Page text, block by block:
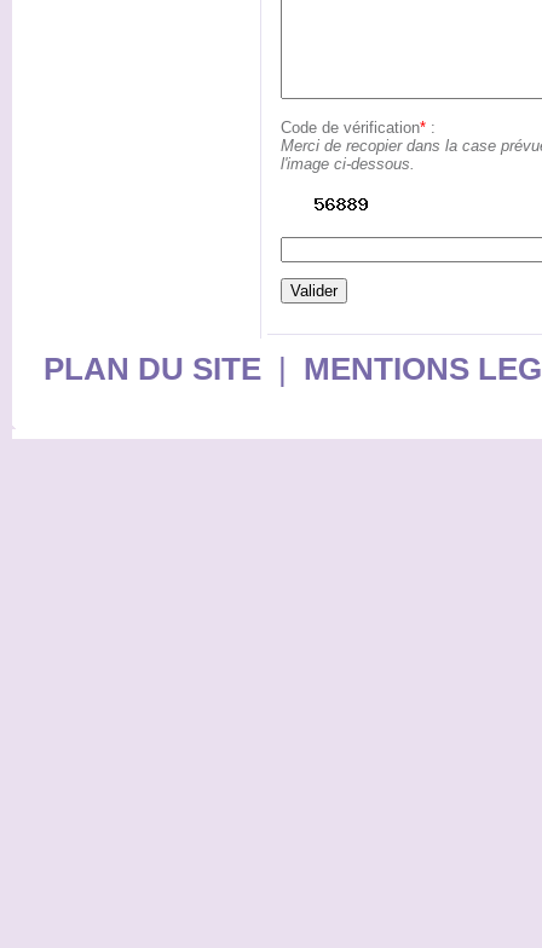
Code de vérification*:
Merci de recopier dans la case
l'image ci-dessous.
PLAN DU SITE| MENTIONS